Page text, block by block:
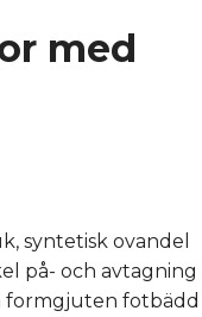
med
syntetisk ovandel
på- och avtagning
formgjuten fotbädd